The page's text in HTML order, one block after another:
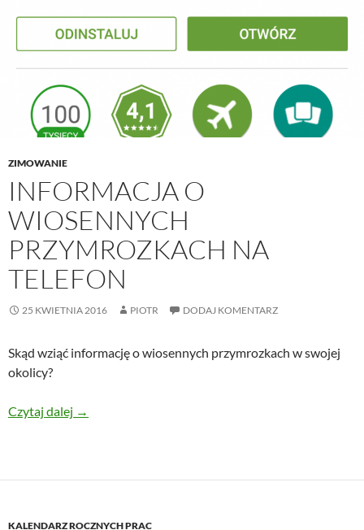
ZIMOWANIE
INFORMACJA O
WIOSENNYCH
PRZYMROZKACH NA
TELEFON
25 KWIETNIA 2016 PIOTR DODAJ KOMENTARZ
Skąd wziąć informację o wiosennych przymrozkach w swojej
okolicy?
Czytaj dalej Informacja o wiosennych przymrozkach na telefon
→
KALENDARZ ROCZNYCH PRAC